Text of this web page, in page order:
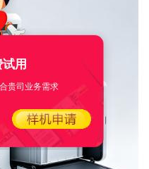
用
贵司业务需求